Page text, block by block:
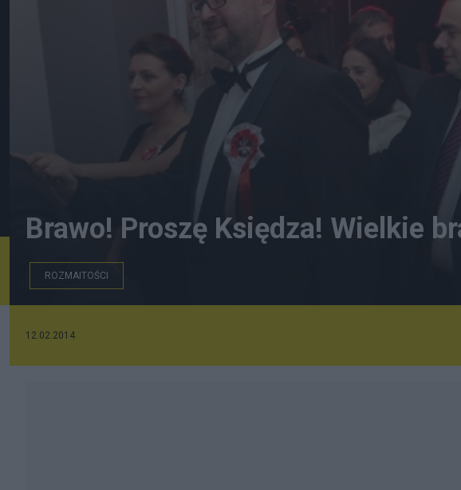
Brawo! Proszę Księdza! Wielkie
ROZMAITOŚCI
12.02.2014